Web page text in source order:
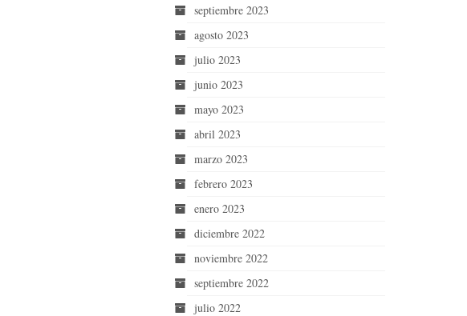
septiembre 2023
agosto 2023
julio 2023
junio 2023
mayo 2023
abril 2023
marzo 2023
febrero 2023
enero 2023
diciembre 2022
noviembre 2022
septiembre 2022
julio 2022